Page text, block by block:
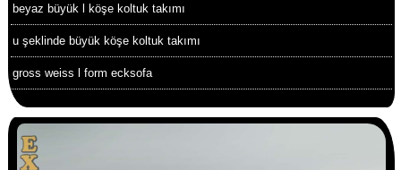
beyaz büyük l köşe koltuk takımı
u şeklinde büyük köşe koltuk takımı
gross weiss l form ecksofa